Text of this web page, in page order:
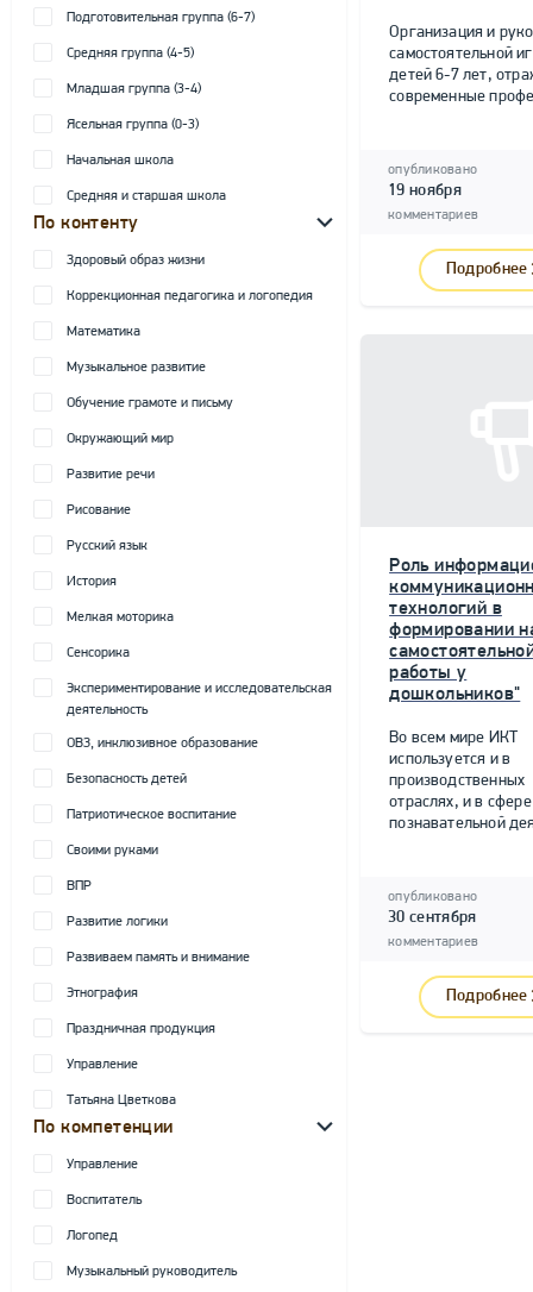
Подготовительная группа (6-7)
Средняя группа (4-5)
Младшая группа (3-4)
Ясельная группа (0-3)
Начальная школа
Средняя и старшая школа
По контенту
Здоровый образ жизни
Коррекционная педагогика и логопедия
Математика
Музыкальное развитие
Обучение грамоте и письму
Окружающий мир
Развитие речи
Рисование
Русский язык
История
Мелкая моторика
Сенсорика
Экспериментирование и исследовательская
деятельность
ОВЗ, инклюзивное образование
Безопасность детей
Патриотическое воспитание
Своими руками
ВПР
Развитие логики
Развиваем память и внимание
Этнография
Праздничная продукция
Управление
Татьяна Цветкова
По компетенции
Управление
Воспитатель
Логопед
Музыкальный руководитель
Организация и
самостоятельной
детей 6-7 лет,
современные
опубликовано
19 ноября
комментариев
Подробнее
Роль
технологий в
формировании
работы у
дошкольников"
Во всем мире ИКТ
используется и в
производственных
отраслях, и в сфере
познавательной
опубликовано
30 сентября
комментариев
Подробнее